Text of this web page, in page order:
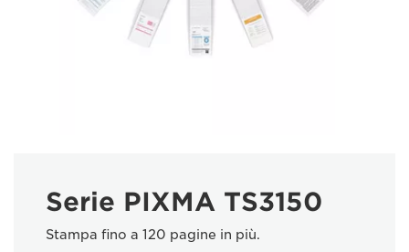
Serie PIXMA TS3150
Stampa fino a 120 pagine in più.